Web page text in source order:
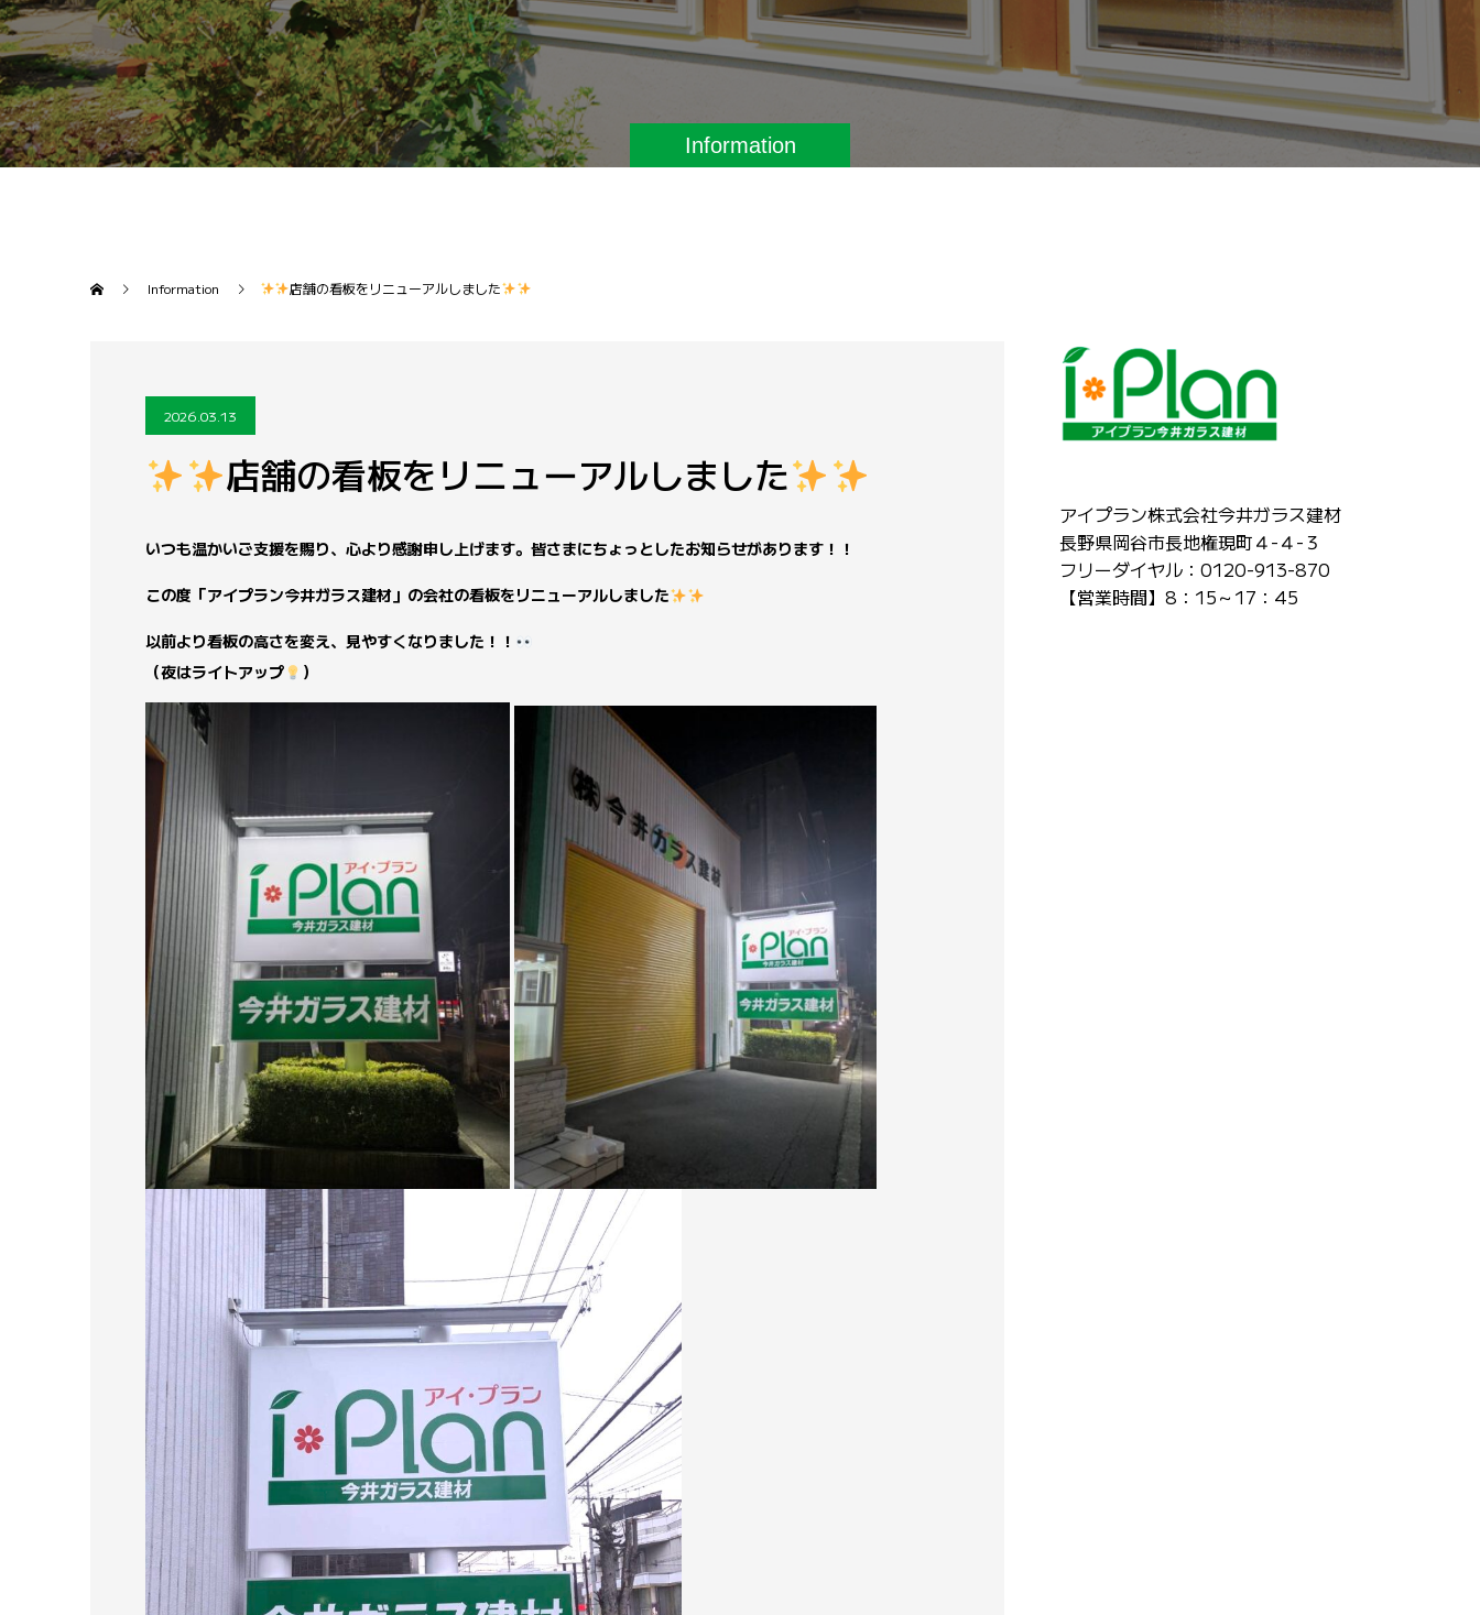
Information
Information 店舗の看板をリニューアルしました
2026.03.13
店舗の看板をリニューアルしました
いつも温かいご支援を賜り、心より感謝申し上げます。皆さまにちょっとしたお知らせがあります！！
この度「アイプラン今井ガラス建材」の会社の看板をリニューアルしました
以前より看板の高さを変え、見やすくなりました！！
（夜はライトアップ
）
アイプラン株式会社今井ガラス建材
長野県岡谷市長地権現町４-４-３
フリーダイヤル：0120-913-870
【営業時間】8：15～17：45